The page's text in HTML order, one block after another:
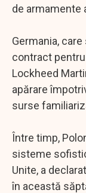
de armamente
Germania,
contract
Lockheed
apărare
surse
Între timp,
sisteme
Unite, a
în această